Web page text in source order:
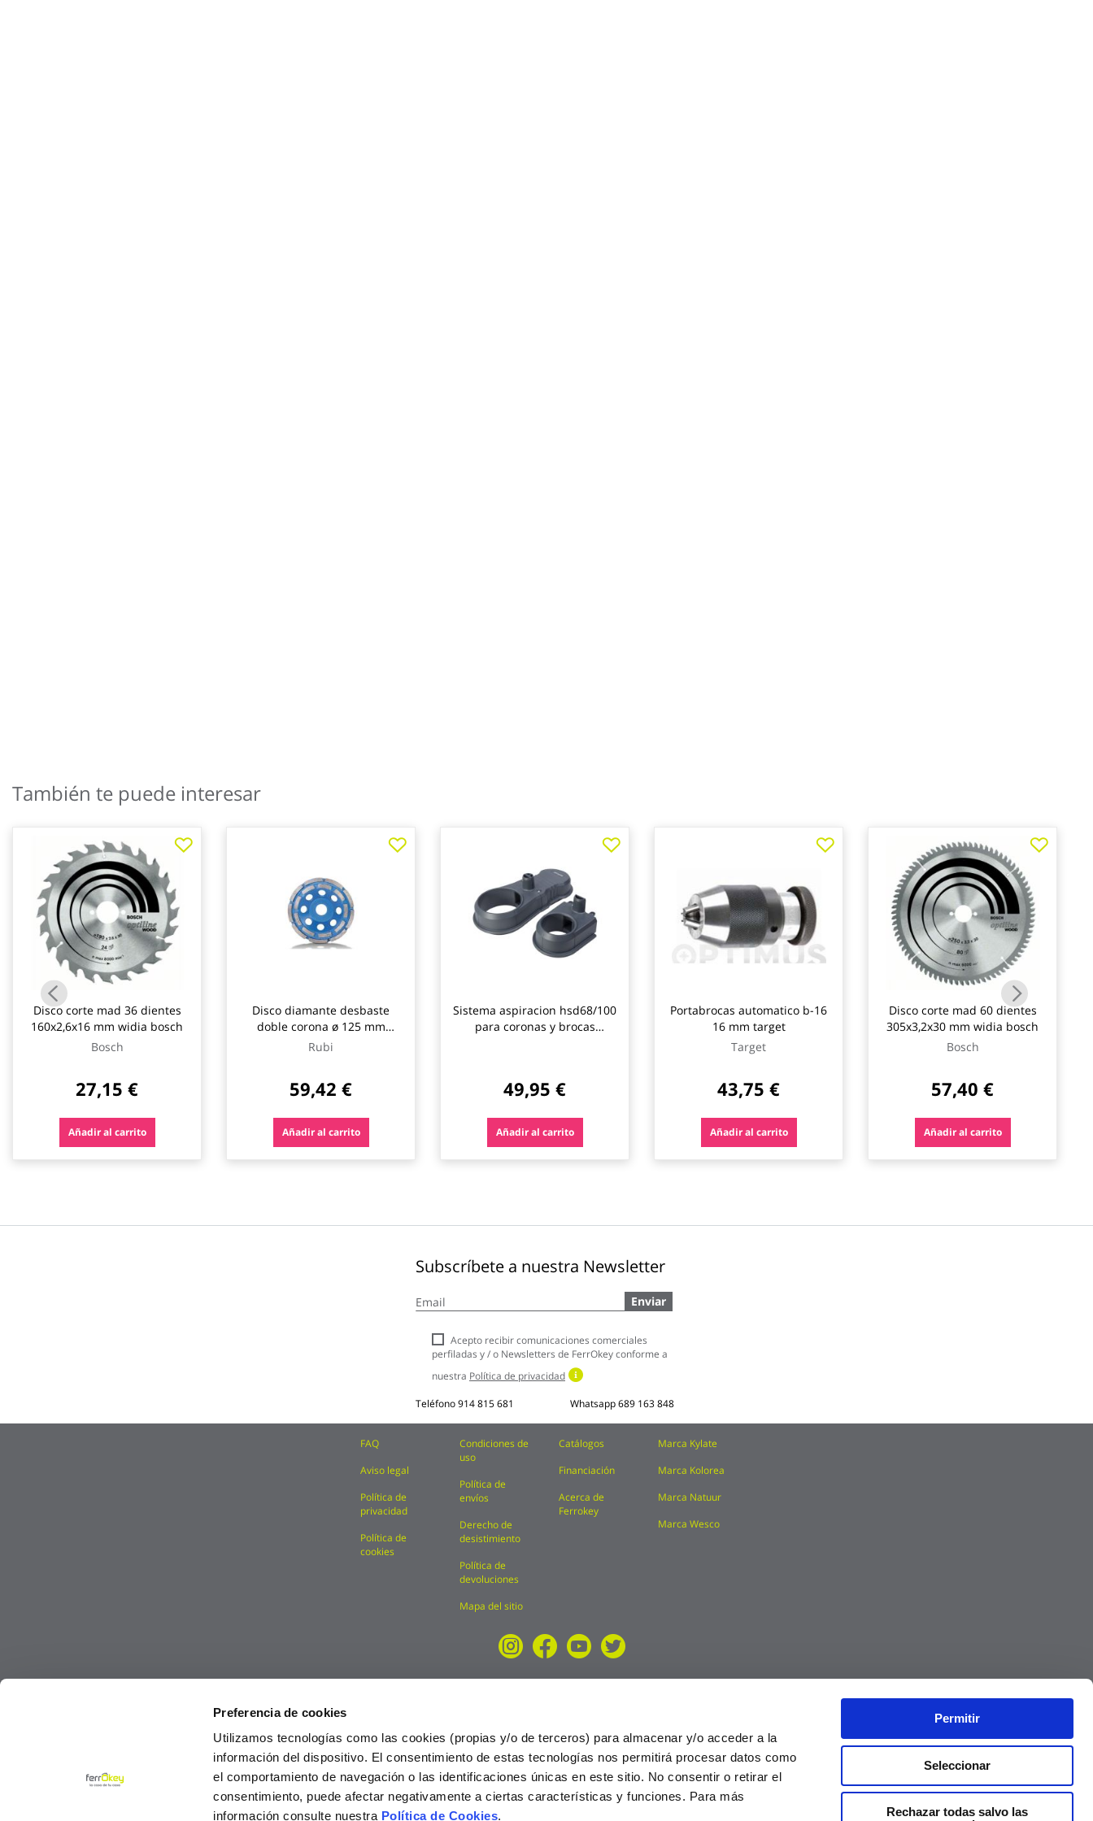
Preferencia de cookies
Utilizamos tecnologías como las cookies (propias y/o de terceros) para almacenar y/o acceder a la
información del dispositivo. El consentimiento de estas tecnologías nos permitirá procesar datos como
el comportamiento de navegación o las identificaciones únicas en este sitio. No consentir o retirar el
consentimiento, puede afectar negativamente a ciertas características y funciones. Para más
información consulte nuestra Política de Cookies.
Permitir
Seleccionar
Rechazar todas salvo las
También te puede interesar
Disco corte mad 36 dientes
160x2,6x16 mm widia bosch
Bosch
27,15 €
Añadir al carrito
Disco diamante desbaste
doble corona ø 125 mm
hormigón rubi
Rubi
59,42 €
Añadir al carrito
Sistema aspiracion hsd68/100
para coronas y brocas
49,95 €
Añadir al carrito
Portabrocas automatico b-16
16 mm target
Target
43,75 €
Añadir al carrito
Disco corte mad 60 dientes
305x3,2x30 mm widia bosch
Bosch
57,40 €
Añadir al carrito
Subscríbete a nuestra Newsletter
a
boletín
noticias:
Enviar
Acepto recibir comunicaciones comerciales
perfiladas y / o Newsletters de FerrOkey conforme a
nuestra Política de privacidad
Teléfono914 815 681 Whatsapp689 163 848
FAQ
Aviso legal
Política de
privacidad
Política de
cookies
Condiciones de
uso
Política de
envíos
Derecho de
desistimiento
Política de
devoluciones
Mapa del sitio
Catálogos
Financiación
Acerca de
Ferrokey
Marca Kylate
Marca Kolorea
Marca Natuur
Marca Wesco